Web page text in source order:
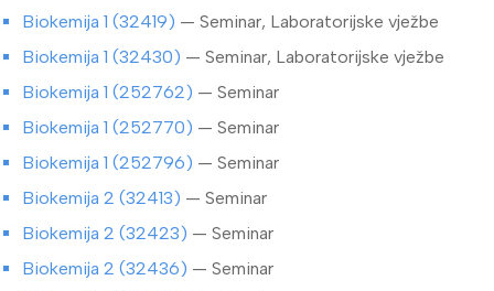
Biokemija 1 (32419) — Seminar, Laboratorijske vježbe
Biokemija 1 (32430) — Seminar, Laboratorijske vježbe
Biokemija 1 (252762) — Seminar
Biokemija 1 (252770) — Seminar
Biokemija 1 (252796) — Seminar
Biokemija 2 (32413) — Seminar
Biokemija 2 (32423) — Seminar
Biokemija 2 (32436) — Seminar